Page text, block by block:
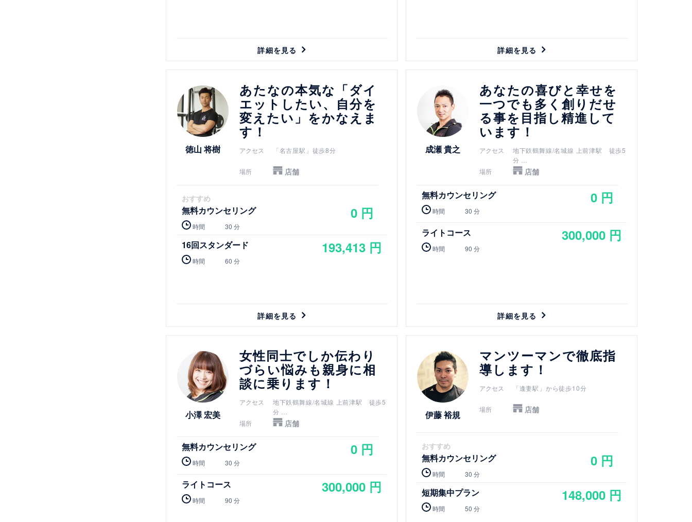
詳細を見る 詳細を見る
徳山 将樹
あたなの本気な「ダイ
エットしたい、自分を
変えたい」をかなえま
す！
アクセス 「名古屋駅」徒歩8分
場所 店舗
おすすめ
無料カウンセリング
時間 30 分
0 円
16回スタンダード
時間 60 分
193,413 円
詳細を見る
成瀬 貴之
あなたの喜びと幸せを
一つでも多く創りだせ
る事を目指し精進して
います！
アクセス
地下鉄鶴舞線/名城線 上前津駅 徒歩5
分
地下鉄鶴舞線 大須観音駅 徒歩12分
場所 店舗
無料カウンセリング
時間 30 分
0 円
ライトコース
時間 90 分
300,000 円
詳細を見る
小澤 宏美
女性同士でしか伝わり
づらい悩みも親身に相
談に乗ります！
アクセス
地下鉄鶴舞線/名城線 上前津駅 徒歩5
分
地下鉄鶴舞線 大須観音駅 徒歩12分
場所 店舗
無料カウンセリング
時間 30 分
0 円
ライトコース
時間 90 分
300,000 円
伊藤 裕規
マンツーマンで徹底指
導します！
アクセス 「逢妻駅」から徒歩10分
場所 店舗
おすすめ
無料カウンセリング
時間 30 分
0 円
短期集中プラン
時間 50 分
148,000 円